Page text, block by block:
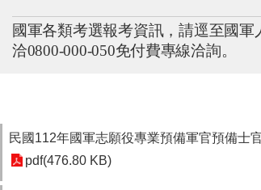
國軍各類考選報考資訊，請逕至國
洽0800-000-050免付費專線洽詢。
民國112年國軍志願役專業預備軍官預備士
pdf(476.80 KB)